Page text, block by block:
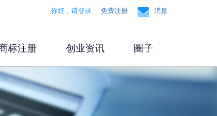
你好，请登录 免费注册 消息
标注册 创业资讯 圈子